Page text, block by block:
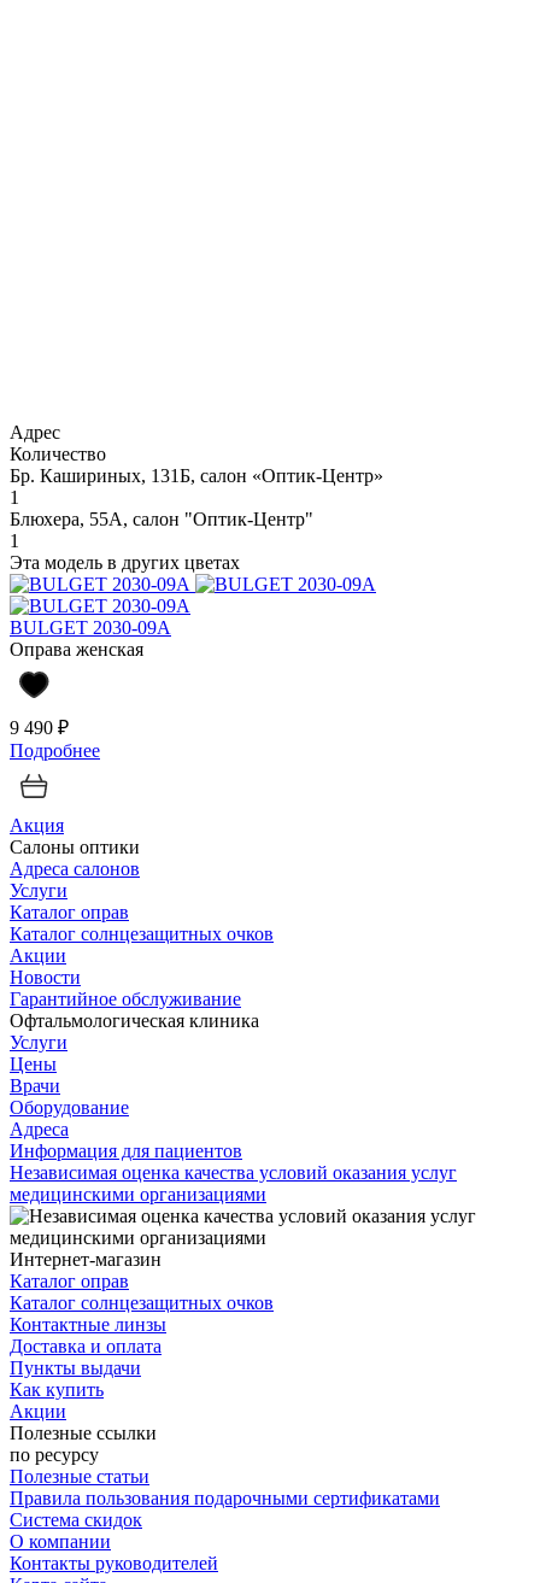
Адрес
Количество
Бр. Кашириных, 131Б, салон «Оптик-Центр»
1
Блюхера, 55А, салон "Оптик-Центр"
1
Эта модель в других цветах
BULGET 2030-09A
Оправа женская
9 490 ₽
Подробнее
Акция
Салоны оптики
Адреса салонов
Услуги
Каталог оправ
Каталог солнцезащитных очков
Акции
Новости
Гарантийное обслуживание
Офтальмологическая клиника
Услуги
Цены
Врачи
Оборудование
Адреса
Информация для пациентов
Независимая оценка качества условий оказания услуг
медицинскими организациями
Интернет-магазин
Каталог оправ
Каталог солнцезащитных очков
Контактные линзы
Доставка и оплата
Пункты выдачи
Как купить
Акции
Полезные ссылки
по ресурсу
Полезные статьи
Правила пользования подарочными сертификатами
Система скидок
О компании
Контакты руководителей